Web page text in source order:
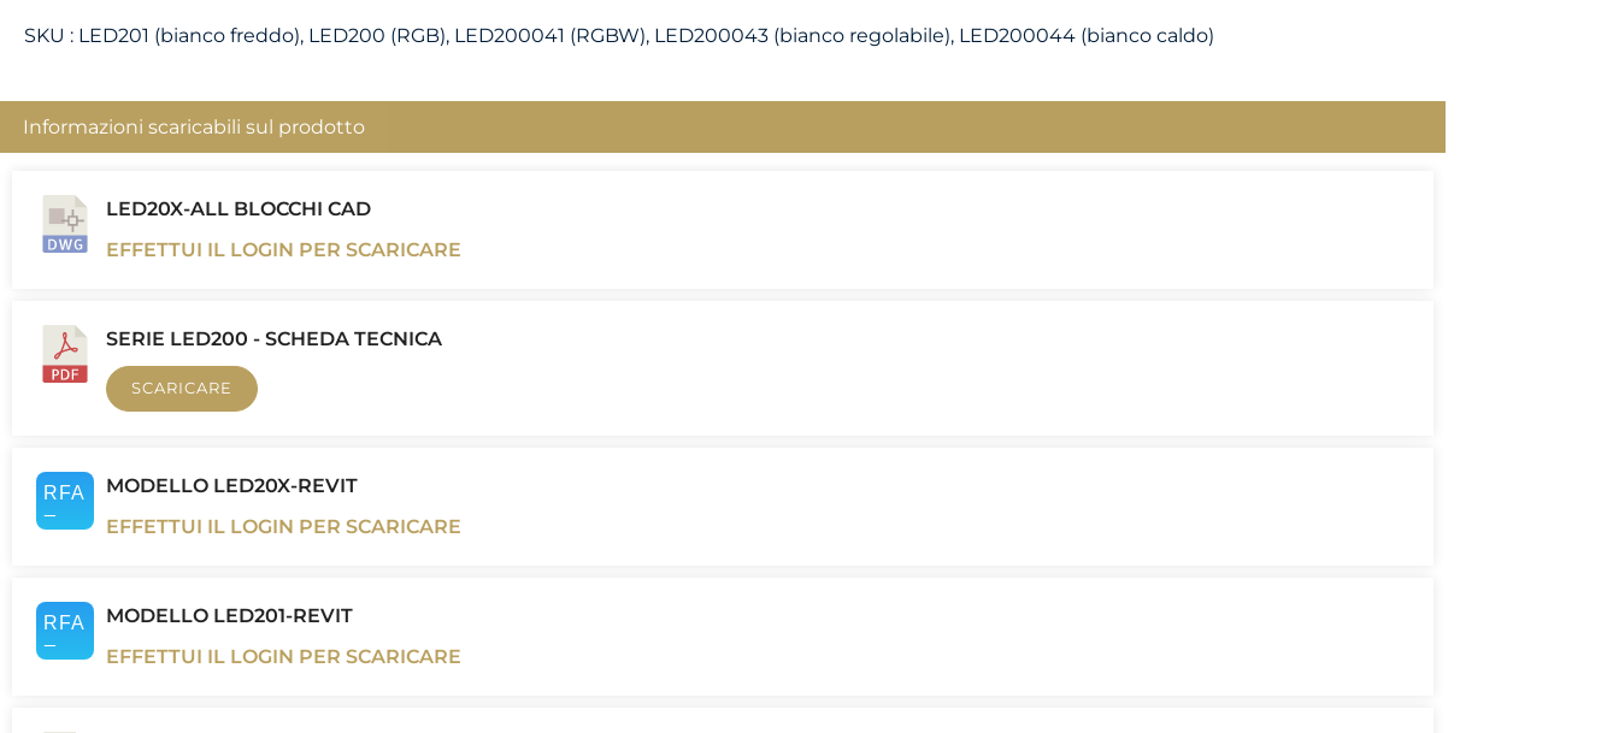
SKU : LED201 (bianco freddo), LED200 (RGB), LED200041 (RGBW), LED200043 (bianco regolabile), LED200044 (bianco caldo)
Informazioni scaricabili sul prodotto
LED20X-ALL BLOCCHI CAD
EFFETTUI IL LOGIN PER SCARICARE
SERIE LED200 - SCHEDA TECNICA
SCARICARE
MODELLO LED20X-REVIT
EFFETTUI IL LOGIN PER SCARICARE
MODELLO LED201-REVIT
EFFETTUI IL LOGIN PER SCARICARE